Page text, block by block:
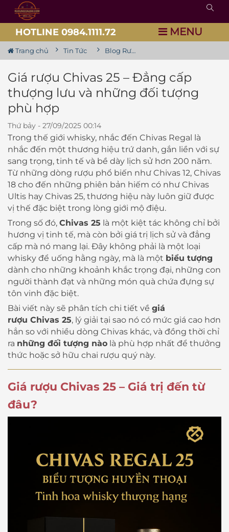
HOTLINE 0984.1111.72 MENU
Trang chủ Tin Tức Blog Rượu
Giá rượu Chivas 25 – Đẳng cấp
thượng lưu và những đối tượng
phù hợp
Thứ bảy - 27/09/2025 00:14
Trong thế giới whisky, nhắc đến Chivas Regal là
nhắc đến một thương hiệu trứ danh, gắn liền với sự
sang trọng, tinh tế và bề dày lịch sử hơn 200 năm.
Từ những dòng rượu phổ biến như Chivas 12, Chivas
18 cho đến những phiên bản hiếm có như Chivas
Ultis hay Chivas 25, thương hiệu này luôn giữ được
vị thế đặc biệt trong lòng giới mộ điệu.
Trong số đó, Chivas 25 là một kiệt tác không chỉ bởi
hương vị tinh tế, mà còn bởi giá trị lịch sử và đẳng
cấp mà nó mang lại. Đây không phải là một loại
whisky để uống hằng ngày, mà là một biểu tượng
dành cho những khoảnh khắc trọng đại, những con
người thành đạt và những món quà chứa đựng sự
tôn vinh đặc biệt.
Bài viết này sẽ phân tích chi tiết về giá
rượu Chivas 25, lý giải tại sao nó có mức giá cao hơn
hẳn so với nhiều dòng Chivas khác, và đồng thời chỉ
ra những đối tượng nào là phù hợp nhất để thưởng
thức hoặc sở hữu chai rượu quý này.
Giá rượu Chivas 25 – Giá trị đến từ
đâu?